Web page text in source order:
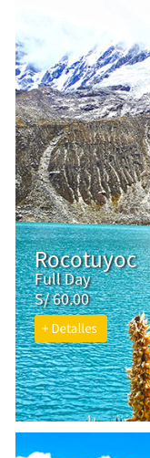
Rocotuyoc
Full Day
S/ 60.00